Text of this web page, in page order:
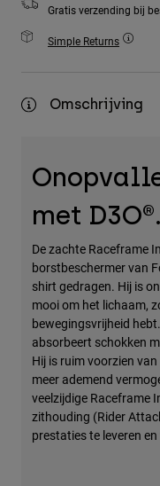
Accessories
Hats & Caps
Gratis verzending bij
Simple Returns
Omschrijving
met D3O®.
De zachte Raceframe
borstbeschermer van
shirt gedragen. Hij is
mooi om het lichaam,
bewegingsvrijheid
absorbeert schokken
Hij is ruim voorzien
meer ademend
veelzijdige Raceframe
zithouding (Rider
prestaties te leveren